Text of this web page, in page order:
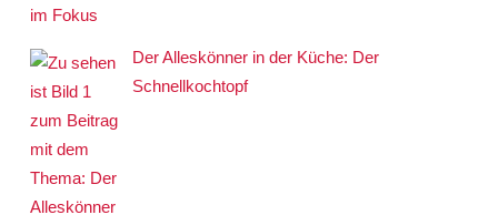
Der Alleskönner in der Küche: Der
Schnellkochtopf